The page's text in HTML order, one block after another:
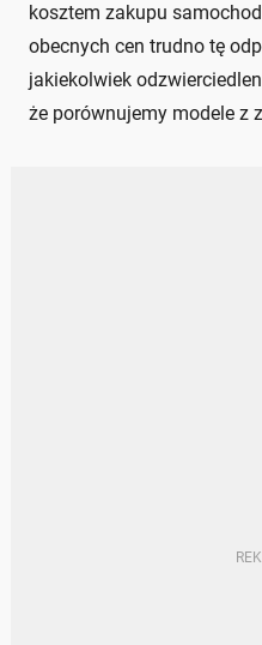
kosztem zakupu
obecnych cen trudno tę
jakiekolwiek
że porównujemy modele z